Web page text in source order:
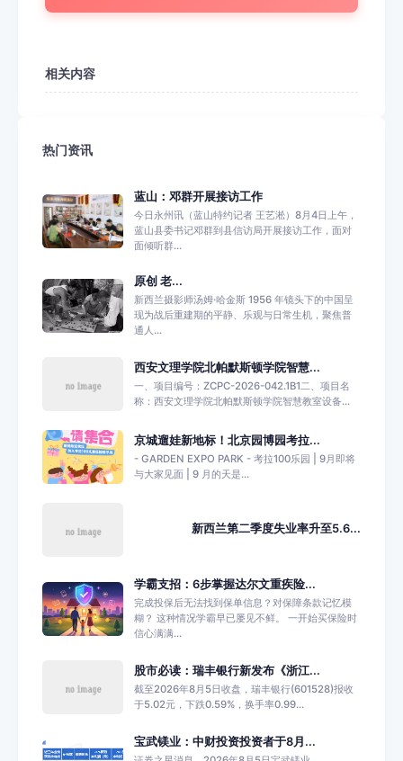
相关内容
热门资讯
蓝山：邓群开展接访工作
今日永州讯（蓝山特约记者 王艺淞）8月4日上午，
蓝山县委书记邓群到县信访局开展接访工作，面对
面倾听群...
原创 老...
新西兰摄影师汤姆·哈金斯 1956 年镜头下的中国呈
现为战后重建期的平静、乐观与日常生机，聚焦普
通人...
西安文理学院北帕默斯顿学院智慧...
一、项目编号：ZCPC-2026-042.1B1二、项目名
称：西安文理学院北帕默斯顿学院智慧教室设备...
京城遛娃新地标！北京园博园考拉...
- GARDEN EXPO PARK - 考拉100乐园 | 9月即将
与大家见面 | 9 月的天是...
新西兰第二季度失业率升至5.6...
学霸支招：6步掌握达尔文重疾险...
完成投保后无法找到保单信息？对保障条款记忆模
糊？ 这种情况学霸早已屡见不鲜。 一开始买保险时
信心满满...
股市必读：瑞丰银行新发布《浙江...
截至2026年8月5日收盘，瑞丰银行(601528)报收
于5.02元，下跌0.59%，换手率0.99...
宝武镁业：中财投资投资者于8月...